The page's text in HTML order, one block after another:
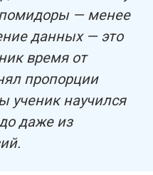
— менее
данных — это
время от
пропорции
ученик научился
даже из